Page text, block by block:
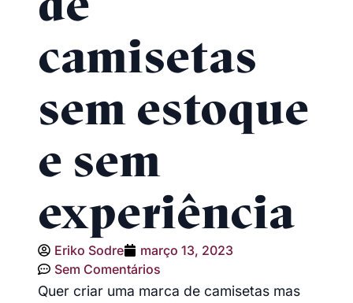
camisetas
sem estoque
e sem
experiência
Eriko Sodre
março 13, 2023
Sem Comentários
Quer criar uma marca de camisetas mas